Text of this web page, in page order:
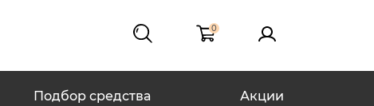
0
Подбор средства Акции